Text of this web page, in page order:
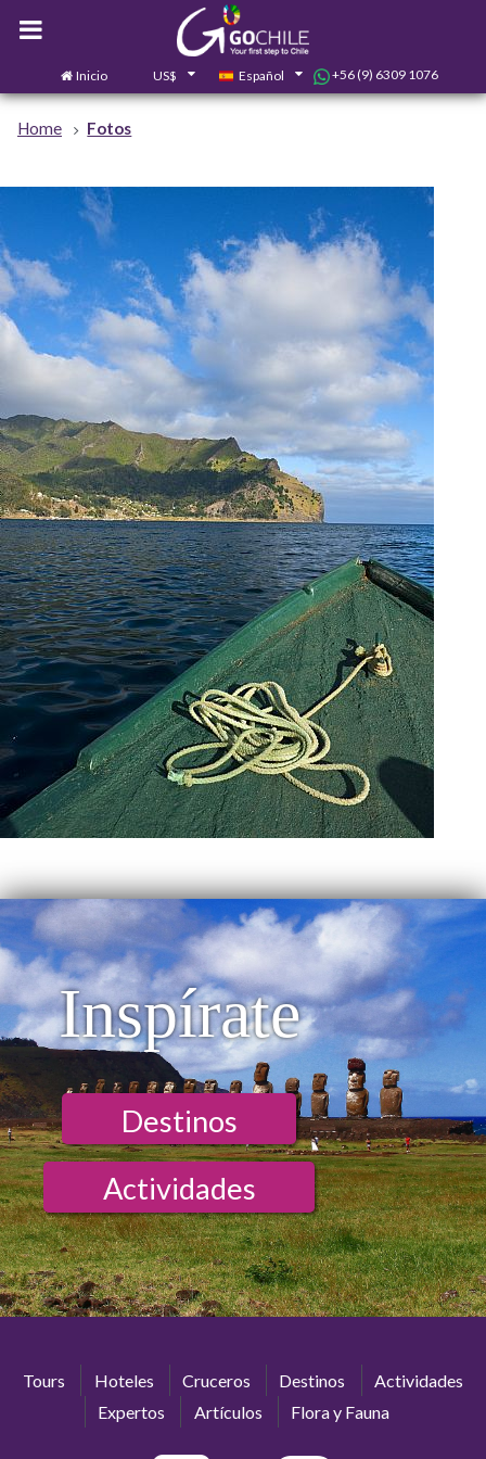
Inicio US$ Español +56 (9) 6309 1076
Home Fotos
Inspírate
Destinos
Actividades
Tours Hoteles Cruceros Destinos
Actividades
Expertos
Artículos Flora y Fauna